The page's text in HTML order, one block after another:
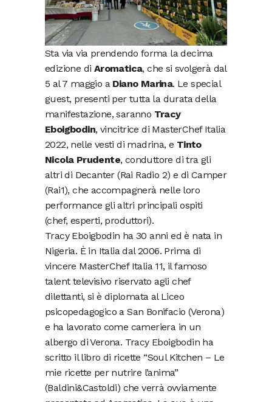
Sta via via prendendo forma la decima
edizione di Aromatica, che si svolgerà dal
5 al 7 maggio aDiano Marina. Le special
guest, presenti per tutta la durata della
manifestazione, saranno Tracy
Eboigbodin, vincitrice di MasterChef Italia
2022, nelle vesti di madrina, e Tinto
Nicola Prudente, conduttore di tra gli
altri di Decanter (Rai Radio 2) e di Camper
(Rai1), che accompagnerà nelle loro
performance gli altri principali ospiti
(chef, esperti, produttori).
Tracy Eboigbodin ha 30 anni ed è nata in
Nigeria. È in Italia dal 2006. Prima di
vincere MasterChef Italia 11, il famoso
talent televisivo riservato agli chef
dilettanti, si è diplomata al Liceo
psicopedagogico a San Bonifacio (Verona)
e ha lavorato come cameriera in un
albergo di Verona. Tracy Eboigbodin ha
scritto il libro di ricette “Soul Kitchen – Le
mie ricette per nutrire l’anima”
(Baldini&Castoldi) che verrà ovviamente